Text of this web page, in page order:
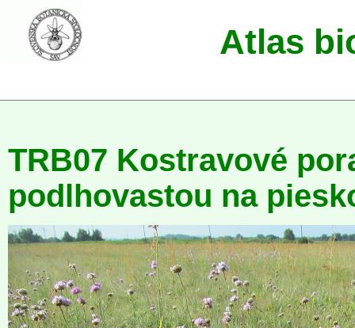
Atlas
TRB07 Kostravové
podlhovastou na